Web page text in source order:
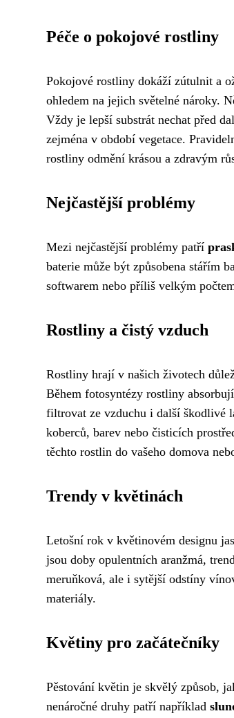
Péče o pokojové rostliny
Pokojové rostliny dokáží zútulnit a
ohledem na jejich světelné nároky.
Vždy je lepší substrát nechat před
zejména v období vegetace.
rostliny odmění krásou a zdravým
Nejčastější problémy
Mezi nejčastější problémy patří
baterie může být způsobena stářím
softwarem nebo příliš velkým
Rostliny a čistý vzduch
Rostliny hrají v našich životech
Během fotosyntézy rostliny
filtrovat ze vzduchu i další škodlivé
koberců, barev nebo čisticích
těchto rostlin do vašeho domova
Trendy v květinách
Letošní rok v květinovém designu
jsou doby opulentních aranžmá,
meruňková, ale i sytější odstíny
materiály.
Květiny pro začátečníky
Pěstování květin je skvělý způsob,
nenáročné druhy patří například